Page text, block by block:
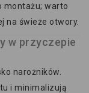
montażu; warto
na świeże otwory.
w przyczepie
narożników.
i minimalizują